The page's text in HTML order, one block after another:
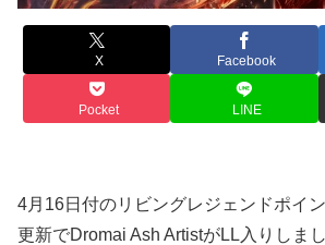
X Facebook
Pocket LINE
4月16日付のリビングレジェンドポイ
更新でDromai Ash ArtistがLL入りしまし